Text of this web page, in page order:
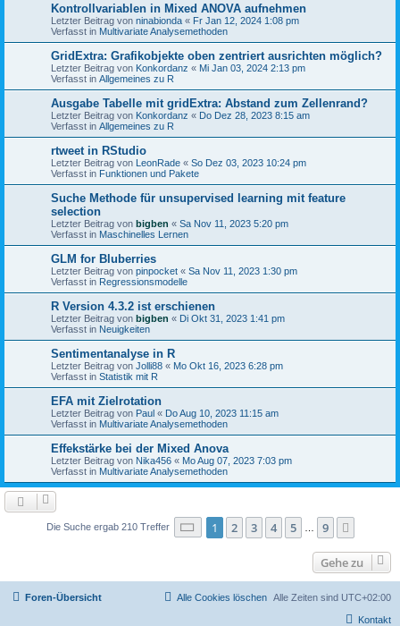
Kontrollvariablen in Mixed ANOVA aufnehmen
Letzter Beitrag von ninabionda « Fr Jan 12, 2024 1:08 pm
Verfasst in Multivariate Analysemethoden
GridExtra: Grafikobjekte oben zentriert ausrichten möglich?
Letzter Beitrag von Konkordanz « Mi Jan 03, 2024 2:13 pm
Verfasst in Allgemeines zu R
Ausgabe Tabelle mit gridExtra: Abstand zum Zellenrand?
Letzter Beitrag von Konkordanz « Do Dez 28, 2023 8:15 am
Verfasst in Allgemeines zu R
rtweet in RStudio
Letzter Beitrag von LeonRade « So Dez 03, 2023 10:24 pm
Verfasst in Funktionen und Pakete
Suche Methode für unsupervised learning mit feature
selection
Letzter Beitrag von bigben « Sa Nov 11, 2023 5:20 pm
Verfasst in Maschinelles Lernen
GLM for Bluberries
Letzter Beitrag von pinpocket « Sa Nov 11, 2023 1:30 pm
Verfasst in Regressionsmodelle
R Version 4.3.2 ist erschienen
Letzter Beitrag von bigben « Di Okt 31, 2023 1:41 pm
Verfasst in Neuigkeiten
Sentimentanalyse in R
Letzter Beitrag von Jolli88 « Mo Okt 16, 2023 6:28 pm
Verfasst in Statistik mit R
EFA mit Zielrotation
Letzter Beitrag von Paul « Do Aug 10, 2023 11:15 am
Verfasst in Multivariate Analysemethoden
Effekstärke bei der Mixed Anova
Letzter Beitrag von Nika456 « Mo Aug 07, 2023 7:03 pm
Verfasst in Multivariate Analysemethoden
Die Suche ergab 210 Treffer Seite 1von
1 2 3 4 5 9
Gehe zu
Foren-Übersicht Alle Zeiten sind UTC+02:00
Alle Cookies löschen
Kontakt